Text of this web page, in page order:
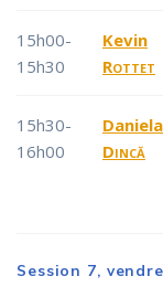
15h00-
15h30
Kevin
Rottet
15h30-
16h00
Daniela
Dincă
Session 7,